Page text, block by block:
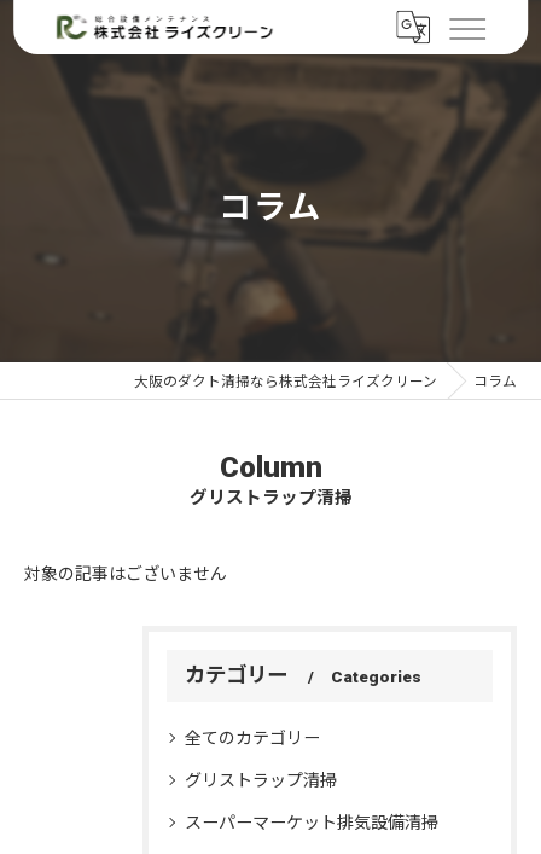
コラム
大阪のダクト清掃なら株式会社ライズクリーン コラム
Column
グリストラップ清掃
対象の記事はございません
カテゴリー Categories
全てのカテゴリー
グリストラップ清掃
スーパーマーケット排気設備清掃